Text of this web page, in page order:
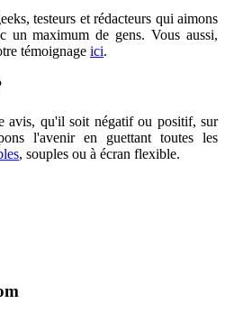
testeurs et rédacteurs qui aimons
un maximum de gens. Vous aussi,
témoignage ici.
avis, qu'il soit négatif ou positif, sur
l'avenir en guettant toutes les
, souples ou à écran flexible.